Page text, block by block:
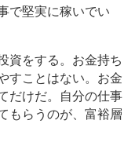
で堅実に稼いでい
資をする。お金持ち
すことはない。お金
だけだ。自分の仕事
もらうのが、富裕層